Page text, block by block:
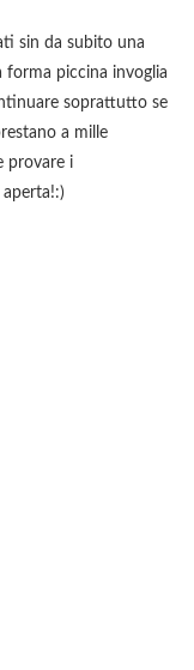
sin da subito una
forma piccina invoglia
soprattutto se
a mille
provare i